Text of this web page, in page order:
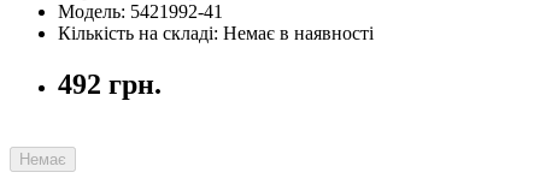
Модель: 5421992-41
Кількість на складі: Немає в наявності
492 грн.
Немає